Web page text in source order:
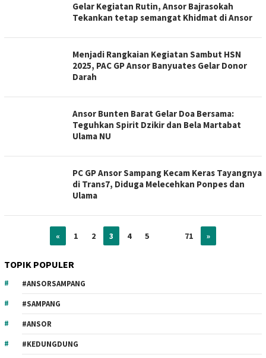
Gelar Kegiatan Rutin, Ansor Bajrasokah
Tekankan tetap semangat Khidmat di Ansor
Menjadi Rangkaian Kegiatan Sambut HSN
2025, PAC GP Ansor Banyuates Gelar Donor
Darah
Ansor Bunten Barat Gelar Doa Bersama:
Teguhkan Spirit Dzikir dan Bela Martabat
Ulama NU
PC GP Ansor Sampang Kecam Keras Tayangnya
di Trans7, Diduga Melecehkan Ponpes dan
Ulama
« 1 2 3 4 5 71 »
TOPIK POPULER
#ANSORSAMPANG
#SAMPANG
#ANSOR
#KEDUNGDUNG